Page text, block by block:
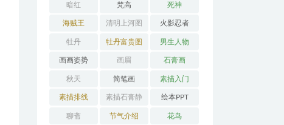
暗红 梵高 死神
海贼王 清明上河图 火影忍者
牡丹 牡丹富贵图 男生人物
画画姿势 画眉 石膏画
秋天 简笔画 素描入门
素描排线 素描石膏静
物
绘本PPT
聊斋 节气介绍 花鸟